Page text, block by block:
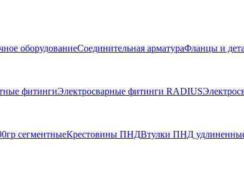
оборудованиеСоединительная арматураФланцы и
фитингиЭлектросварные фитинги RADIUS
сегментныеКрестовины ПНДВтулки ПНД